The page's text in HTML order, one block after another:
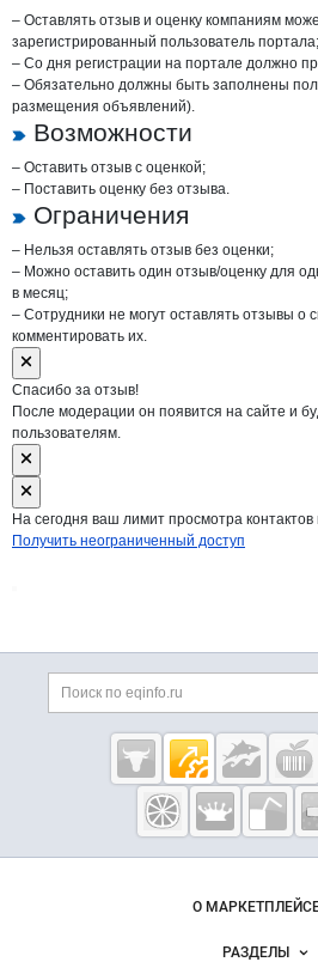
– Оставлять отзыв и оценку компаниям
зарегистрированный пользователь портала;
– Со дня регистрации на портале должно
– Обязательно должны быть заполнены
размещения объявлений).
Возможности
– Оставить отзыв с оценкой;
– Поставить оценку без отзыва.
Ограничения
– Нельзя оставлять отзыв без оценки;
– Можно оставить один отзыв/оценку для
в месяц;
– Сотрудники не могут оставлять отзывы о
комментировать их.
Спасибо за отзыв!
После модерации он появится на сайте и
пользователям.
На сегодня ваш лимит просмотра контактов
Получить неограниченный доступ
Дополнительная
Cсылки на
Eqinfo.ru —
пищевое
оборудование
и упаковка
Важные разделы и
Навигация по сайту
О
Новости
РАЗДЕЛЫ